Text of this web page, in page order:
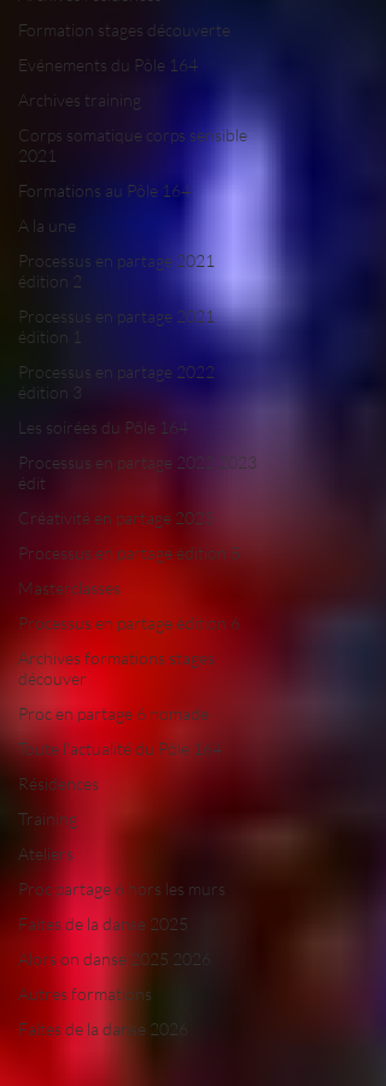
Formation stages découverte
Evénements du Pôle 164
Archives training
Corps somatique corps sensible
2021
Formations au Pôle 164
A la une
Processus en partage 2021
édition 2
Processus en partage 2021
édition 1
Processus en partage 2022
édition 3
Les soirées du Pôle 164
Processus en partage 2022 2023
édit
Créativité en partage 2023
Processus en partage édition 5
Masterclasses
Processus en partage édition 6
Archives formations stages
découver
Proc en partage 6 nomade
Toute l'actualité du Pôle 164
Résidences
Training
Ateliers
Proc partage 6 hors les murs
Faites de la danse 2025
Alors on danse 2025 2026
Autres formations
Faîtes de la danse 2026